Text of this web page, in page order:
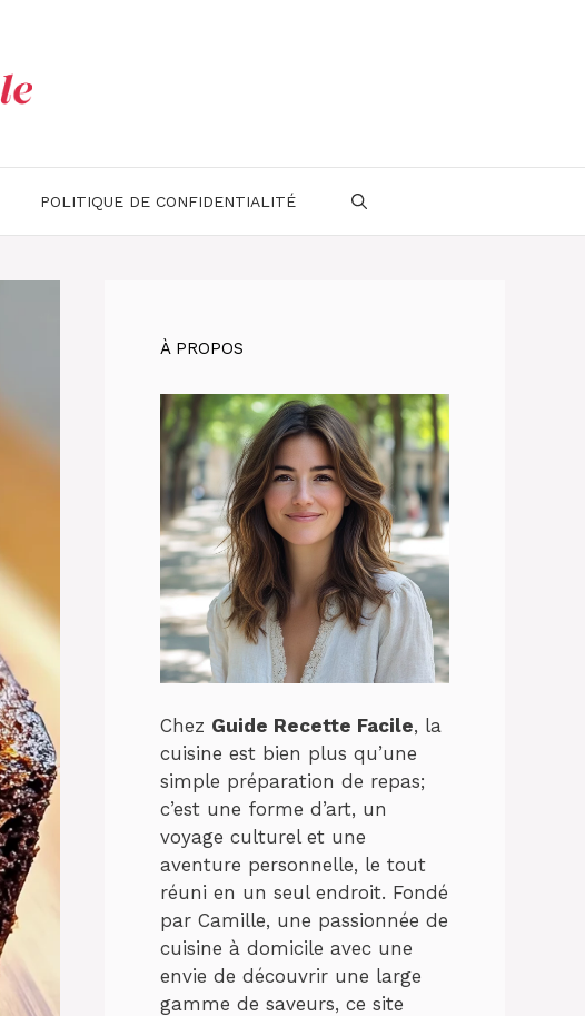
POLITIQUE DE CONFIDENTIALITÉ
À PROPOS
Chez Guide Recette Facile, la
cuisine est bien plus qu’une
simple préparation de repas;
c’est une forme d’art, un
voyage culturel et une
aventure personnelle, le tout
réuni en un seul endroit. Fondé
par Camille, une passionnée de
cuisine à domicile avec une
envie de découvrir une large
gamme de saveurs, ce site